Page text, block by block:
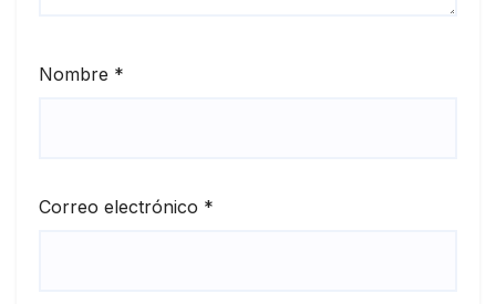
Nombre *
Correo electrónico *